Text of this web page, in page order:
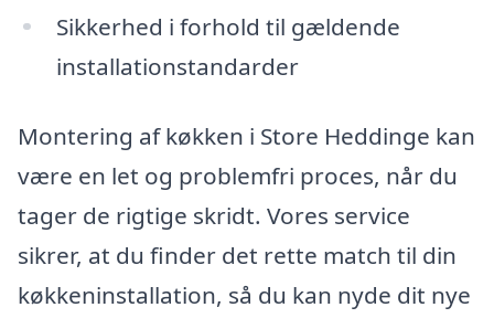
Sikkerhed i forhold til gældende
installationstandarder
Montering af køkken i Store Heddinge kan
være en let og problemfri proces, når du
tager de rigtige skridt. Vores service
sikrer, at du finder det rette match til din
køkkeninstallation, så du kan nyde dit nye